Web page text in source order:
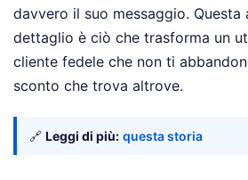
davvero il suo messaggio. Questa
dettaglio è ciò che trasforma un
cliente fedele che non ti
sconto che trova altrove.
🔗 Leggi di più: questa storia